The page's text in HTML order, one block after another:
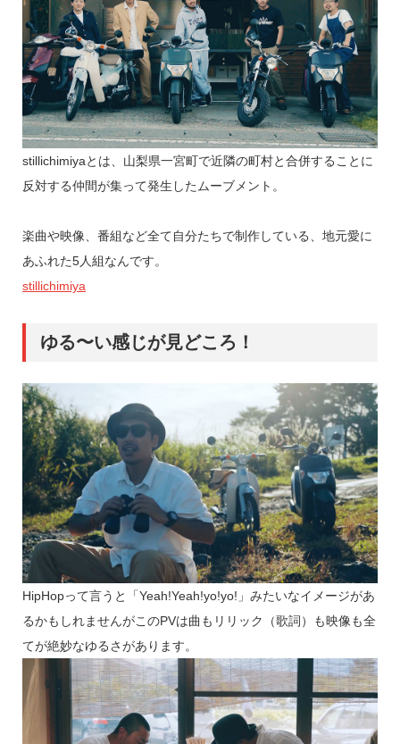
stillichimiyaとは、山梨県一宮町で近隣の町村と合併することに
反対する仲間が集って発生したムーブメント。
楽曲や映像、番組など全て自分たちで制作している、地元愛に
あふれた5人組なんです。
stillichimiya
ゆる〜い感じが見どころ！
HipHopって言うと「Yeah!Yeah!yo!yo!」みたいなイメージがあ
るかもしれませんがこのPVは曲もリリック（歌詞）も映像も全
てが絶妙なゆるさがあります。